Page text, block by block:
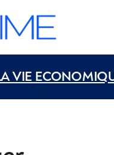
VIE